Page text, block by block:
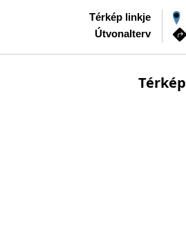
Térkép linkje
Útvonalterv
Térkép